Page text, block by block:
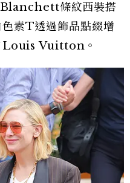
條紋西裝搭
素T透過飾品點綴增
Louis Vuitton。